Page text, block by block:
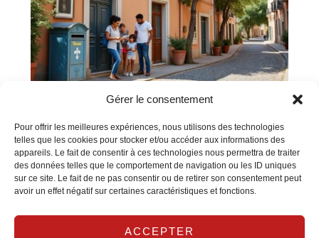
Gérer le consentement
Pour offrir les meilleures expériences, nous utilisons des technologies
telles que les cookies pour stocker et/ou accéder aux informations des
appareils. Le fait de consentir à ces technologies nous permettra de traiter
des données telles que le comportement de navigation ou les ID uniques
sur ce site. Le fait de ne pas consentir ou de retirer son consentement peut
avoir un effet négatif sur certaines caractéristiques et fonctions.
ACCEPTER
Assurance habitation à toulouse : quels
sont les tarifs moyens
À Toulouse, les tarifs de l'assurance habitation varient
considérablement en fonction de divers facteurs, rendant
cruciale une bonne compréhension de ces éléments
s'établit autour de 28,53 € pour tous profils